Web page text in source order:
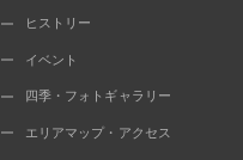
ヒストリー
イベント
四季・フォトギャラリー
エリアマップ・アクセス